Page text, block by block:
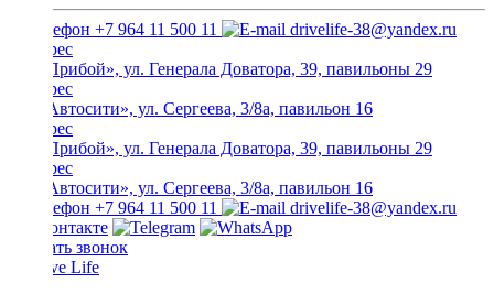
+7 964 11 500 11 drivelife-38@yandex.ru
ТЦ «Прибой», ул. Генерала Доватора, 39, павильоны 29
ТЦ «Автосити», ул. Сергеева, 3/8а, павильон 16
ТЦ «Прибой», ул. Генерала Доватора, 39, павильоны 29
ТЦ «Автосити», ул. Сергеева, 3/8а, павильон 16
+7 964 11 500 11
drivelife-38@yandex.ru
Заказать звонок